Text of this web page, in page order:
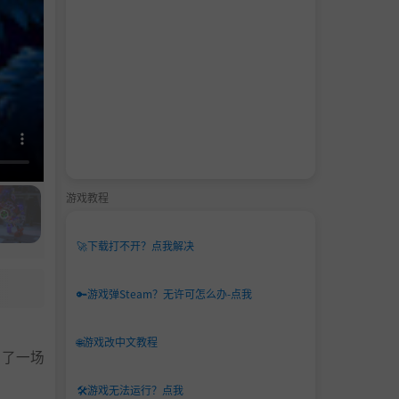
一场
游戏教程
🚀下载打不开？点我解决
🔑游戏弹Steam？无许可怎么办-点我
🌐游戏改中文教程
🛠️游戏无法运行？点我